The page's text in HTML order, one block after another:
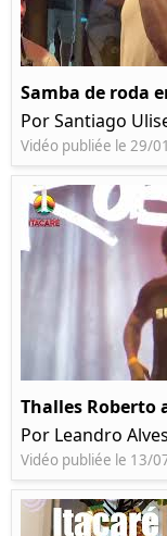
Samba de roda
Por Santiago
Vidéo publiée le 29/
Thalles Roberto
Por Leandro Alves
Vidéo publiée le 13/